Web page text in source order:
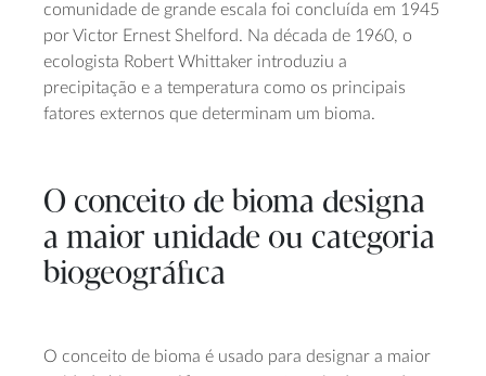
comunidade de grande escala foi concluída em 1945
por Victor Ernest Shelford. Na década de 1960, o
ecologista Robert Whittaker introduziu a
precipitação e a temperatura como os principais
fatores externos que determinam um bioma.
O conceito de bioma designa
a maior unidade ou categoria
biogeográfica
O conceito de bioma é usado para designar a maior